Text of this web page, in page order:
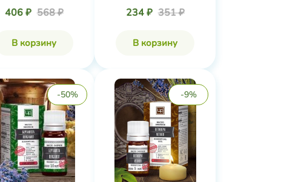
406 ₽ 568 ₽
В корзину
234 ₽ 351 ₽
В корзину
-50% -9%